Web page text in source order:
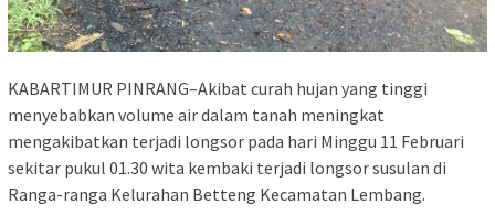
KABARTIMUR PINRANG–Akibat curah hujan yang tinggi
menyebabkan volume air dalam tanah meningkat
mengakibatkan terjadi longsor pada hari Minggu 11 Februari
sekitar pukul 01.30 wita kembaki terjadi longsor susulan di
Ranga-ranga Kelurahan Betteng Kecamatan Lembang.